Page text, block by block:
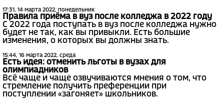
17:31, 14 марта 2022, понедельник
Правила приёма в вуз после колледжа в 2022 году
С 2022 года поступать в вуз после колледжа нужно
будет не так, как вы привыкли. Есть большие
изменения, о которых вы должны знать.
15:44, 16 марта 2022, среда
Есть идея: отменить льготы в вузах для
олимпиадников
Всё чаще и чаще озвучиваются мнения о том, что
стремление получить преференции при
поступлении «загоняет» школьников.